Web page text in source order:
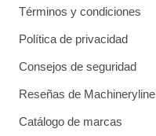
Términos y condiciones
Política de privacidad
Consejos de seguridad
Reseñas de Machineryline
Catálogo de marcas